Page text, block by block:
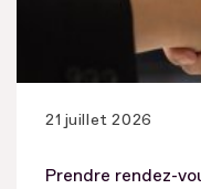
21 juillet 2026
Prendre rendez-